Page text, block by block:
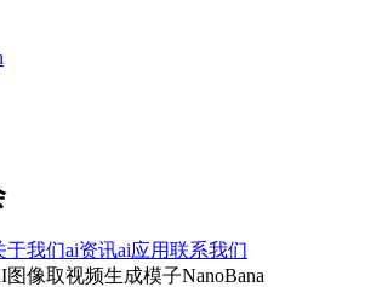
于我们ai资讯ai应用联系我们
像取视频生成模子NanoBana